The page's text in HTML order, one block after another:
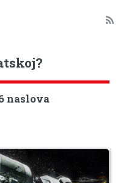
naslova